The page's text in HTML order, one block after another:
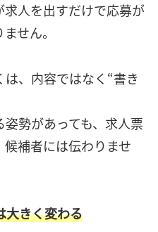
人を出すだけで応募が
せん。
、内容ではなく“書き
勢があっても、求人票
補者には伝わりませ
大きく変わる